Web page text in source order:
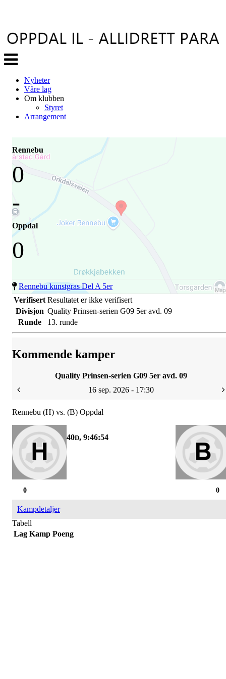
Veksle
navigasjon
Nyheter
Våre lag
Om klubben
Styret
Arrangement
Rennebu
0
-
Oppdal
0
Rennebu kunstgras Del A 5er
Verifisert Resultatet er ikke verifisert
Divisjon Quality Prinsen-serien G09 5er avd. 09
Runde
13. runde
Kommende kamper
Quality Prinsen-serien G09 5er avd. 09
16 sep. 2026 - 17:30
Rennebu (H) vs. (B) Oppdal
40D, 9:46:54
0
0
Kampdetaljer
Tabell
Lag Kamp Poeng